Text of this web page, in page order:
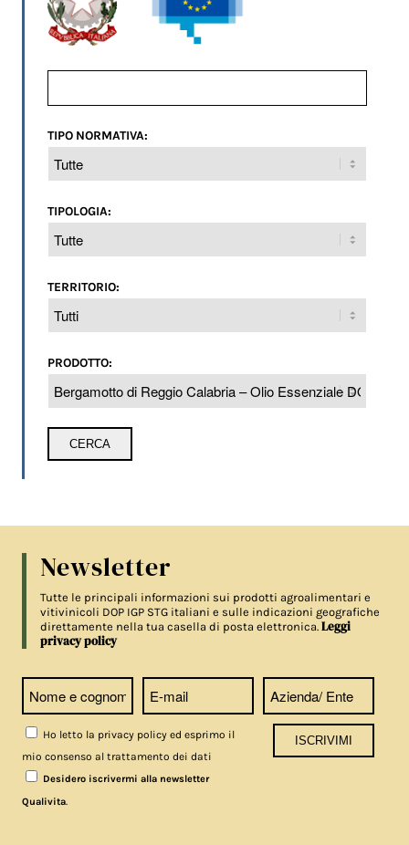
TIPO NORMATIVA:
TIPOLOGIA:
TERRITORIO:
PRODOTTO:
Newsletter
Tutte le principali informazioni sui prodotti agroalimentari e
vitivinicoli DOP IGP STG italiani e sulle indicazioni geografiche
direttamente nella tua casella di posta elettronica.Leggi
privacy policy
Ho letto la privacy policy ed esprimo il
mio consenso al trattamento dei dati
Desidero iscrivermi alla newsletter
Qualivita